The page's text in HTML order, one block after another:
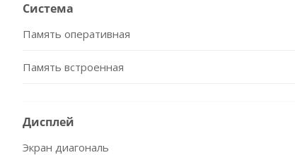
Система
Память оперативная
Память встроенная
Дисплей
Экран диагональ